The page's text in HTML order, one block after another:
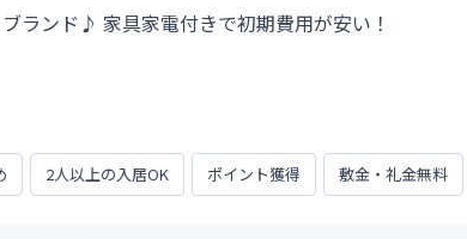
ランド♪ 家具家電付きで初期費用が安い！
2人以上の入居OK ポイント獲得 敷金・礼金無料